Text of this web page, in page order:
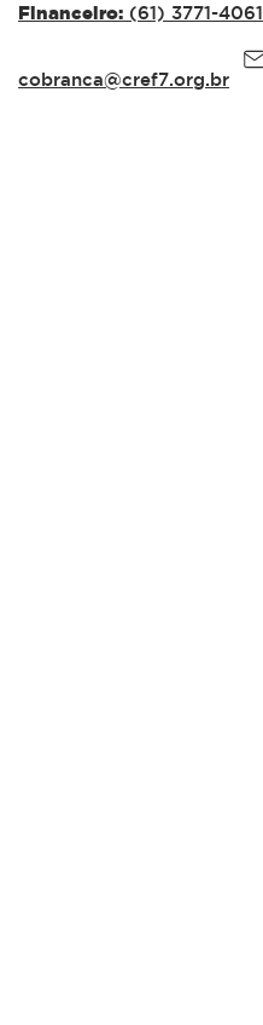
Financeiro: (61) 3771-4061
cobranca@cref7.org.br